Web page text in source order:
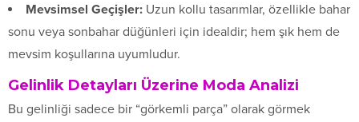
Mevsimsel Geçişler: Uzun kollu tasarımlar, özellikle bahar
sonu veya sonbahar düğünleri için idealdir; hem şık hem de
mevsim koşullarına uyumludur.
Gelinlik Detayları Üzerine Moda Analizi
Bu gelinliği sadece bir “görkemli parça” olarak görmek